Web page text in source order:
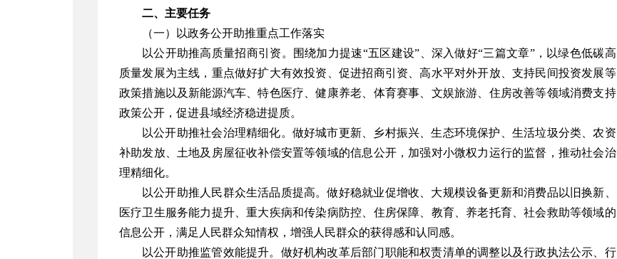
二、主要任务
（一）以政务公开助推重点工作落实
以公开助推高质量招商引资。围绕加力提速“五区建设” 、深入做好“三篇文章”，以绿色低碳高
质量发展为主线，重点做好扩大有效投资、促进招商引资、高水平对外开放、支持民间投资发展等
政策措施以及新能源汽车、特色医疗、健康养老、体育赛事、文娱旅游、住房改善等领域消费支持
政策公开，促进县域经济稳进提质。
以公开助推社会治理精细化。做好城市更新、乡村振兴、生态环境保护、生活垃圾分类、农资
补助发放、土地及房屋征收补偿安置等领域的信息公开，加强对小微权力运行的监督，推动社会治
理精细化。
以公开助推人民群众生活品质提高。做好稳就业促增收、大规模设备更新和消费品以旧换新、
医疗卫生服务能力提升、重大疾病和传染病防控、住房保障、教育、养老托育、社会救助等领域的
信息公开，满足人民群众知情权，增强人民群众的获得感和认同感。
以公开助推监管效能提升。做好机构改革后部门职能和权责清单的调整以及行政执法公示、行